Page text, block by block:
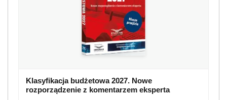
Klasyfikacja budżetowa 2027. Nowe
rozporządzenie z komentarzem eksperta